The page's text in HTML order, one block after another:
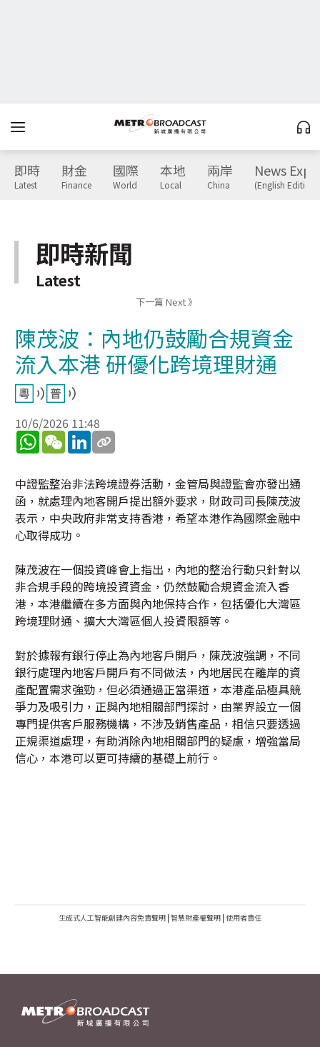
即時
Latest
財金
Finance
國際
World
本地
Local
兩岸
China
News
(English Edition)
即時新聞
Latest
下一篇 Next 》
陳茂波：內地仍鼓勵合規資金
流入本港 研優化跨境理財通
10/6/2026 11:48
WhatsApp
WeChatLinkedIn
中證監整治非法跨境證券活動，金管局與證監會亦發出通
函，就處理內地客開戶提出額外要求，財政司司長陳茂波
表示，中央政府非常支持香港，希望本港作為國際金融中
心取得成功。
陳茂波在一個投資峰會上指出，內地的整治行動只針對以
非合規手段的跨境投資資金，仍然鼓勵合規資金流入香
港，本港繼續在多方面與內地保持合作，包括優化大灣區
跨境理財通、擴大大灣區個人投資限額等。
對於據報有銀行停止為內地客戶開戶，陳茂波強調，不同
銀行處理內地客戶開戶有不同做法，內地居民在離岸的資
產配置需求強勁，但必須通過正當渠道，本港產品極具競
爭力及吸引力，正與內地相關部門探討，由業界設立一個
專門提供客戶服務機構，不涉及銷售產品，相信只要透過
正規渠道處理，有助消除內地相關部門的疑慮，增強當局
信心，本港可以更可持續的基礎上前行。
生成式人工智能創建內容免責聲明 | 智慧財產權聲明 | 使用者責任